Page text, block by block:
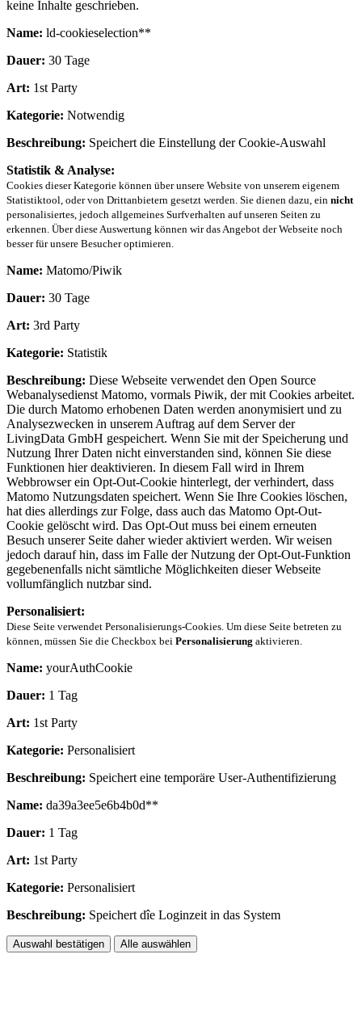
keine Inhalte geschrieben.
Name: ld-cookieselection**
Dauer: 30 Tage
Art: 1st Party
Kategorie: Notwendig
Beschreibung: Speichert die Einstellung der Cookie-Auswahl
Statistik & Analyse:
Cookies dieser Kategorie können über unsere Website von unserem eigenem
Statistiktool, oder von Drittanbietern gesetzt werden. Sie dienen dazu, ein nicht
personalisiertes, jedoch allgemeines Surfverhalten auf unseren Seiten zu
erkennen. Über diese Auswertung können wir das Angebot der Webseite noch
besser für unsere Besucher optimieren.
Name: Matomo/Piwik
Dauer: 30 Tage
Art: 3rd Party
Kategorie: Statistik
Beschreibung: Diese Webseite verwendet den Open Source
Webanalysedienst Matomo, vormals Piwik, der mit Cookies arbeitet.
Die durch Matomo erhobenen Daten werden anonymisiert und zu
Analysezwecken in unserem Auftrag auf dem Server der
LivingData GmbH gespeichert. Wenn Sie mit der Speicherung und
Nutzung Ihrer Daten nicht einverstanden sind, können Sie diese
Funktionen hier deaktivieren. In diesem Fall wird in Ihrem
Webbrowser ein Opt-Out-Cookie hinterlegt, der verhindert, dass
Matomo Nutzungsdaten speichert. Wenn Sie Ihre Cookies löschen,
hat dies allerdings zur Folge, dass auch das Matomo Opt-Out-
Cookie gelöscht wird. Das Opt-Out muss bei einem erneuten
Besuch unserer Seite daher wieder aktiviert werden. Wir weisen
jedoch darauf hin, dass im Falle der Nutzung der Opt-Out-Funktion
gegebenenfalls nicht sämtliche Möglichkeiten dieser Webseite
vollumfänglich nutzbar sind.
Personalisiert:
Diese Seite verwendet Personalisierungs-Cookies. Um diese Seite betreten zu
können, müssen Sie die Checkbox bei Personalisierung aktivieren.
Name: yourAuthCookie
Dauer: 1 Tag
Art: 1st Party
Kategorie: Personalisiert
Beschreibung: Speichert eine temporäre User-Authentifizierung
Name: da39a3ee5e6b4b0d**
Dauer: 1 Tag
Art: 1st Party
Kategorie: Personalisiert
Beschreibung: Speichert dîe Loginzeit in das System
Auswahl bestätigen Alle auswählen